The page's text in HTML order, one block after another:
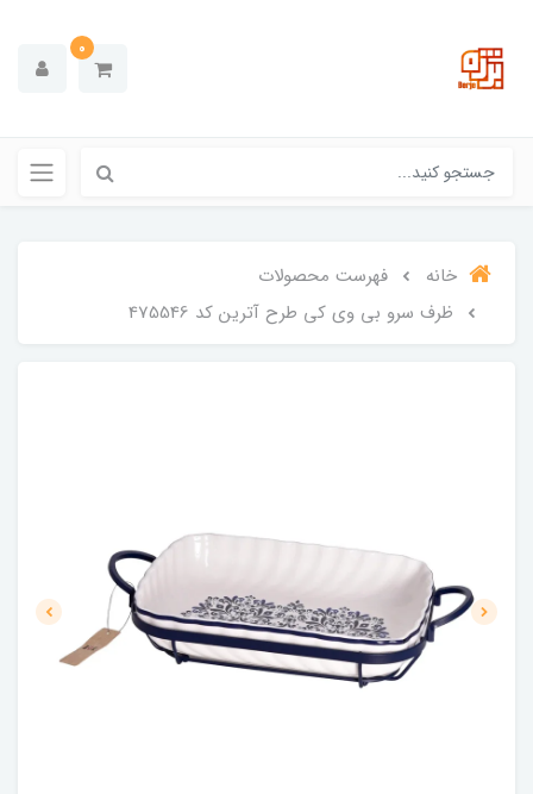
0
خانه
فهرست محصولات
ظرف سرو بی وی کی طرح آترین کد 475546